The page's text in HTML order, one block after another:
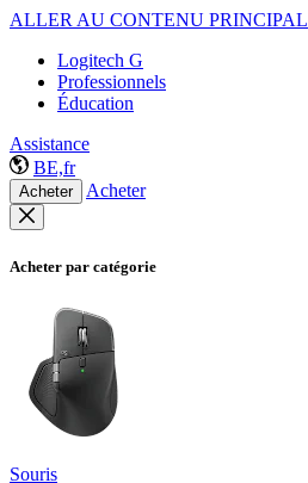
ALLER AU CONTENU PRINCIPAL
Logitech G
Professionnels
Éducation
Assistance
BE,fr
Acheter Acheter
Acheter par catégorie
Souris